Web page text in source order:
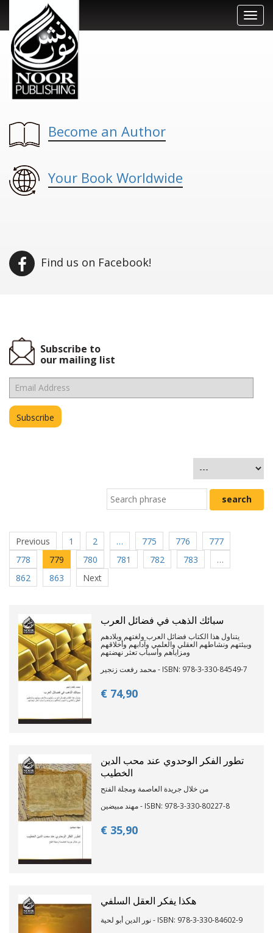
Become an Author
Your Book Worldwide
Find us on Facebook!
Subscribe to
our mailing list
Previous 1 2 … 775 776
777
778
779 780 781 782 783
…
862
863 Next
سبائك الذهب في فضائل العرب
يتناول هذا الكتاب فضائل العرب ولغتهم وبلادهم
وبيئتهم ونشاطهم العقلي والعلمي وآدابهم وأخلاقهم
ومزاياهم وأسباب تعثر نهضتهم
محمد رفعت زنجير - ISBN: 978-3-330-84549-7
€ 74,90
تطور الفكر الوحدوي عند محب الدين
الخطيب
من خلال جريدة العاصمة ومجلة الفتح
مهند مبيضين - ISBN: 978-3-330-80227-8
€ 35,90
هكذا يفكر العقل السلفي
نور الدين أبو لحية - ISBN: 978-3-330-84602-9